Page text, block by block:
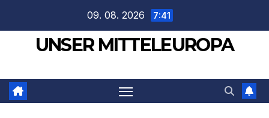
springen
09. 08. 2026 7:41
UNSER MITTELEUROPA